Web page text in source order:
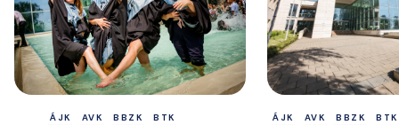
ÁJK AVK BBZK
BTK
ÁJK AVK BBZK
BTK